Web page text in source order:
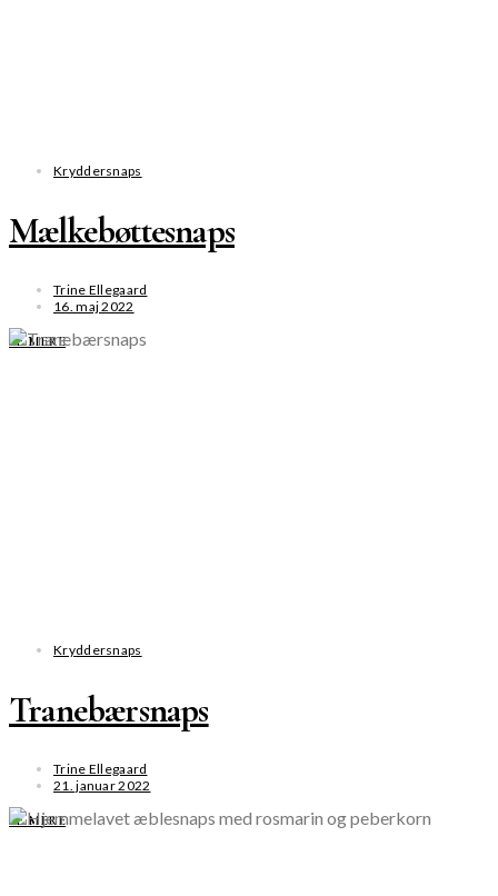
Kryddersnaps
Mælkebøttesnaps
Trine Ellegaard
16. maj 2022
SE MERE
Kryddersnaps
Tranebærsnaps
Trine Ellegaard
21. januar 2022
SE MERE